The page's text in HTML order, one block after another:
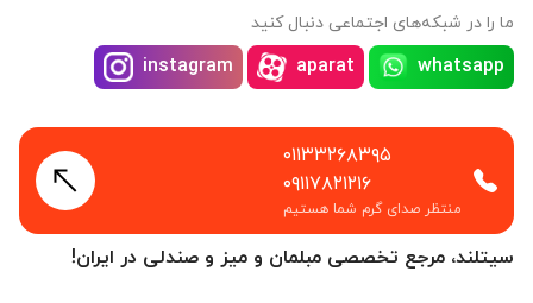
سیتلند، مرجع تخصصی مبلمان و میز و صندلی در ایران!
ما را در شبکه‌های اجتماعی دنبال کنید
whatsapp
aparat
instagram
۰۱۱۳۳۲۶۸۳۹۵
۰۹۱۱۷۸۲۱۲۱۶
منتظر صدای گرم شما هستیم